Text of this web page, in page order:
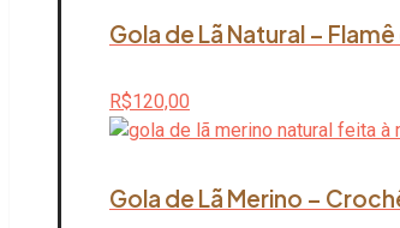
Gola de Lã Natural –
R$120,00
Gola de Lã Merino –